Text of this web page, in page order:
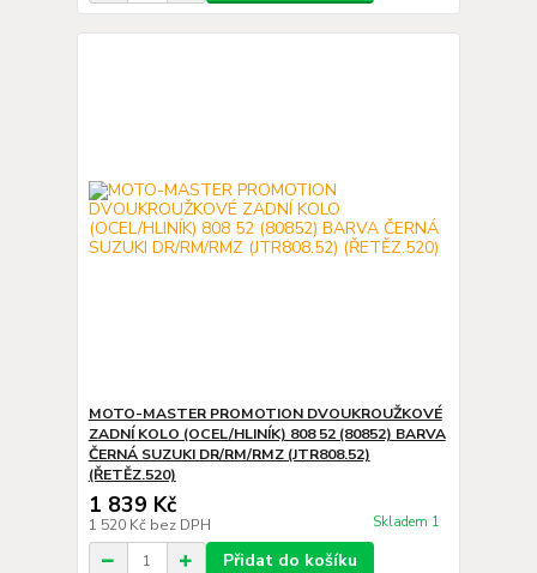
MOTO-MASTER PROMOTION DVOUKROUŽKOVÉ
ZADNÍ KOLO (OCEL/HLINÍK) 808 52 (80852) BARVA
ČERNÁ SUZUKI DR/RM/RMZ (JTR808.52)
(ŘETĚZ.520)
1 839 Kč
1 520 Kč bez DPH Skladem 1
Přidat do košíku